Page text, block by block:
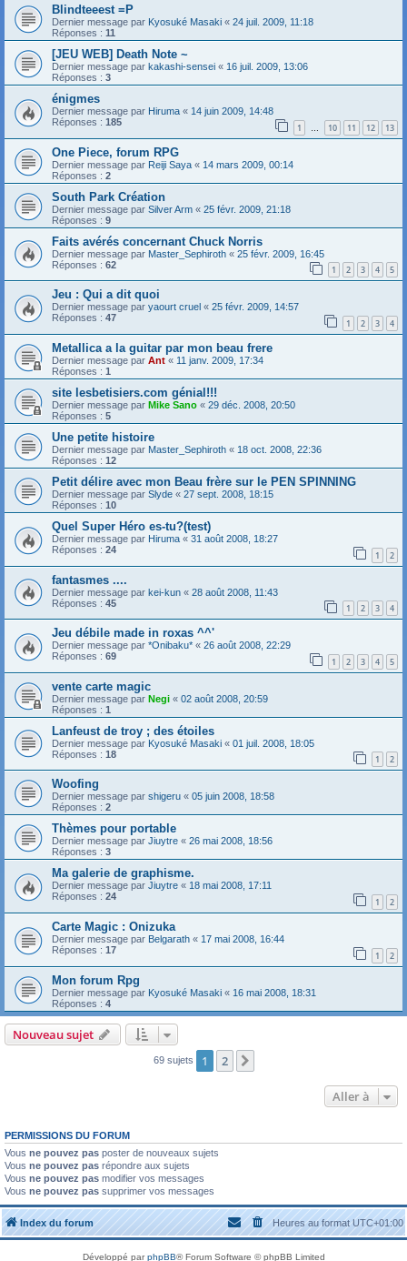
Blindteeest =P
Dernier message par Kyosuké Masaki « 24 juil. 2009, 11:18
Réponses : 11
[JEU WEB] Death Note ~
Dernier message par kakashi-sensei « 16 juil. 2009, 13:06
Réponses : 3
énigmes
Dernier message par Hiruma « 14 juin 2009, 14:48
Réponses : 185 1 … 10 11 12 13
One Piece, forum RPG
Dernier message par Reiji Saya « 14 mars 2009, 00:14
Réponses : 2
South Park Création
Dernier message par Silver Arm « 25 févr. 2009, 21:18
Réponses : 9
Faits avérés concernant Chuck Norris
Dernier message par Master_Sephiroth « 25 févr. 2009, 16:45
Réponses : 62 1 2 3 4 5
Jeu : Qui a dit quoi
Dernier message par yaourt cruel « 25 févr. 2009, 14:57
Réponses : 47 1 2 3 4
Metallica a la guitar par mon beau frere
Dernier message par Ant « 11 janv. 2009, 17:34
Réponses : 1
site lesbetisiers.com génial!!!
Dernier message par Mike Sano « 29 déc. 2008, 20:50
Réponses : 5
Une petite histoire
Dernier message par Master_Sephiroth « 18 oct. 2008, 22:36
Réponses : 12
Petit délire avec mon Beau frère sur le PEN SPINNING
Dernier message par Slyde « 27 sept. 2008, 18:15
Réponses : 10
Quel Super Héro es-tu?(test)
Dernier message par Hiruma « 31 août 2008, 18:27
Réponses : 24 1 2
fantasmes ....
Dernier message par kei-kun « 28 août 2008, 11:43
Réponses : 45 1 2 3 4
Jeu débile made in roxas ^^'
Dernier message par *Onibaku* « 26 août 2008, 22:29
Réponses : 69 1 2 3 4 5
vente carte magic
Dernier message par Negi « 02 août 2008, 20:59
Réponses : 1
Lanfeust de troy ; des étoiles
Dernier message par Kyosuké Masaki « 01 juil. 2008, 18:05
Réponses : 18 1 2
Woofing
Dernier message par shigeru « 05 juin 2008, 18:58
Réponses : 2
Thèmes pour portable
Dernier message par Jiuytre « 26 mai 2008, 18:56
Réponses : 3
Ma galerie de graphisme.
Dernier message par Jiuytre « 18 mai 2008, 17:11
Réponses : 24 1 2
Carte Magic : Onizuka
Dernier message par Belgarath « 17 mai 2008, 16:44
Réponses : 17 1 2
Mon forum Rpg
Dernier message par Kyosuké Masaki « 16 mai 2008, 18:31
Réponses : 4
Nouveau sujet
69 sujets 1 2
Aller à
PERMISSIONS DU FORUM
Vous ne pouvez pas poster de nouveaux sujets
Vous ne pouvez pas répondre aux sujets
Vous ne pouvez pas modifier vos messages
Vous ne pouvez pas supprimer vos messages
Index du forum Heures au formatUTC+01:00
Développé parphpBB® Forum Software © phpBB Limited